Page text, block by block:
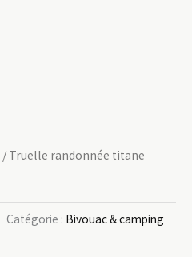
/ Truelle randonnée titane
Catégorie : Bivouac & camping